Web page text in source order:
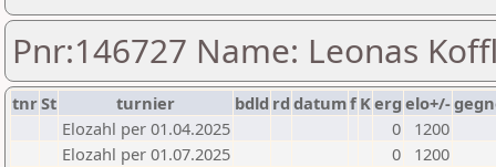
Pnr:146727 Name: Leonas
tnrSt turnier bdld rd datumf Kerg elo+/-
Elozahl per 01.04.2025
0
1200
Elozahl per 01.07.2025
0
1200